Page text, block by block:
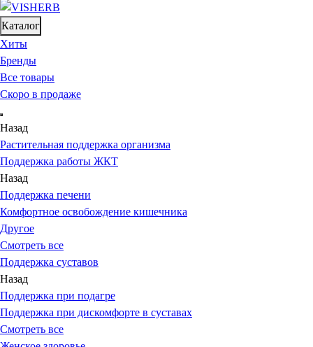
Каталог
Хиты
Бренды
Все товары
Скоро в продаже
Назад
Растительная поддержка организма
Поддержка работы ЖКТ
Назад
Поддержка печени
Комфортное освобождение кишечника
Другое
Смотреть все
Поддержка суставов
Назад
Поддержка при подагре
Поддержка при дискомфорте в суставах
Смотреть все